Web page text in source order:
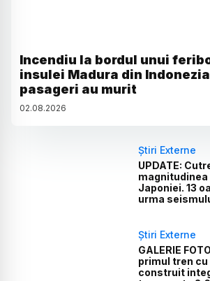
Incendiu la bordul unui
insulei Madura din
pasageri au murit
02.08.2026
Știri Externe
UPDATE:
magnitudinea
Japoniei. 13
urma
Știri Externe
GALERIE
primul tren cu
construit